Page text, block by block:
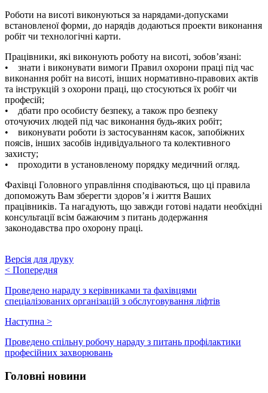
Роботи на висоті виконуються за нарядами-допусками
встановленої форми, до нарядів додаються проекти виконання
робіт чи технологічні карти.
Працівники, які виконують роботу на висоті, зобов’язані:
• знати і виконувати вимоги Правил охорони праці під час
виконання робіт на висоті, інших нормативно-правових актів
та інструкцій з охорони праці, що стосуються їх робіт чи
професій;
• дбати про особисту безпеку, а також про безпеку
оточуючих людей під час виконання будь-яких робіт;
• виконувати роботи із застосуванням касок, запобіжних
поясів, інших засобів індивідуального та колективного
захисту;
• проходити в установленому порядку медичний огляд.
Фахівці Головного управління сподіваються, що ці правила
допоможуть Вам зберегти здоров’я і життя Ваших
працівників. Та нагадують, що завжди готові надати необхідні
консультації всім бажаючим з питань додержання
законодавства про охорону праці.
Версія для друку
< Попередня
Проведено нараду з керівниками та фахівцями
спеціалізованих організацій з обслуговування ліфтів
Наступна >
Проведено спільну робочу нараду з питань профілактики
професійних захворювань
Головні новини